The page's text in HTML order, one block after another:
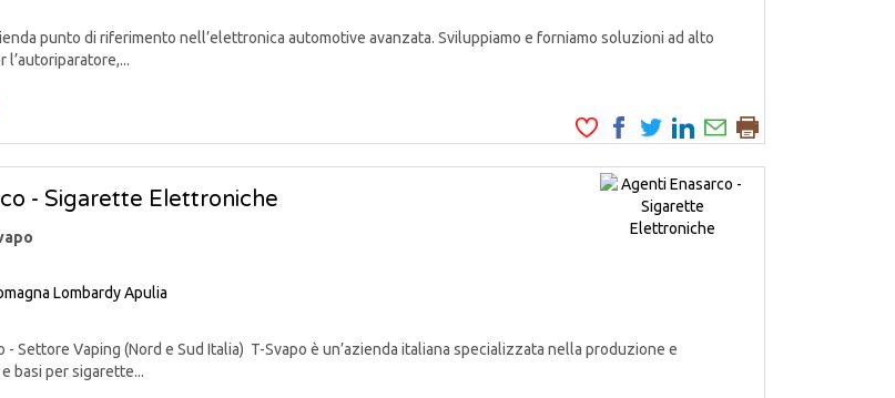
punto di riferimento nell’elettronica automotive avanzata. Sviluppiamo e forniamo soluzioni ad alto
- Sigarette Elettroniche
LombardyApulia
- Settore Vaping (Nord e Sud Italia) T-Svapo è un’azienda italiana specializzata nella produzione e
basi per sigarette...